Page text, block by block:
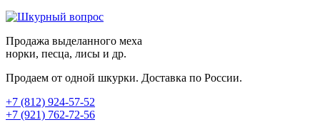
Продажа выделанного меха
норки, песца, лисы и др.
Продаем от одной шкурки. Доставка по России.
+7 (812) 924-57-52
+7 (921) 762-72-56